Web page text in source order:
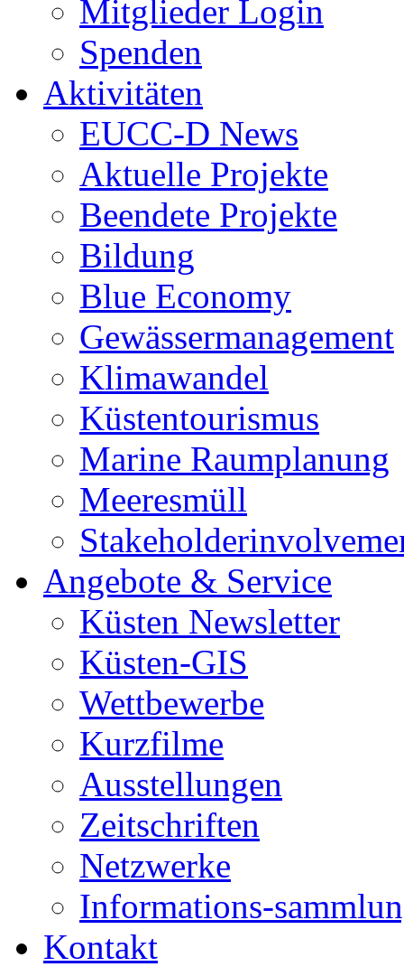
Mitglieder Login
Spenden
Aktivitäten
EUCC-D News
Aktuelle Projekte
Beendete Projekte
Bildung
Blue Economy
Gewässermanagement
Klimawandel
Küstentourismus
Marine Raumplanung
Meeresmüll
Angebote & Service
Küsten Newsletter
Küsten-GIS
Wettbewerbe
Kurzfilme
Ausstellungen
Zeitschriften
Netzwerke
Informations-
Kontakt